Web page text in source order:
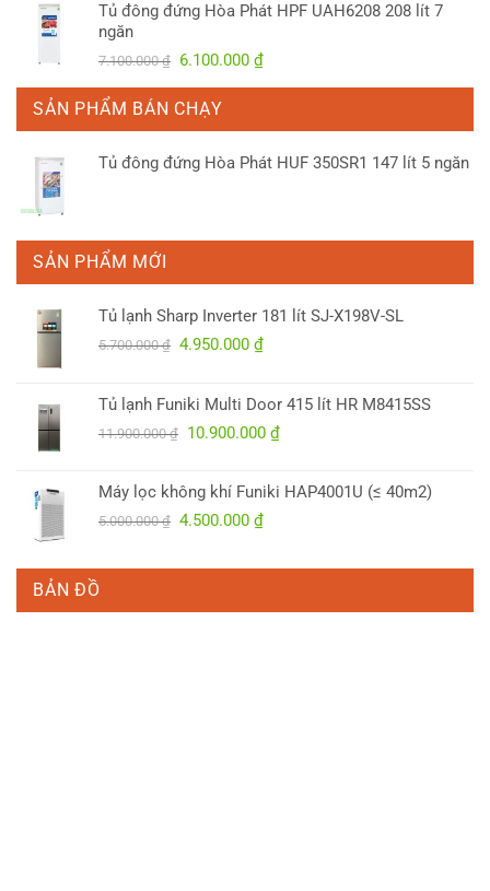
là:
tại
3.750.000 ₫.
Tủ đông đứng Hòa Phát HPF UAH6208 208 lít 7
ngăn
7.100.000₫ Giá
là:
7.100.000 ₫.
6.100.000 ₫Giá
là:
SẢN PHẨM BÁN CHẠY
Tủ đông đứng Hòa Phát HUF 350SR1 147 lít 5 ngăn
SẢN PHẨM MỚI
Tủ lạnh Sharp Inverter 181 lít SJ-X198V-SL
5.700.000₫ Giá
5.700.000 ₫.
4.950.000 ₫Giá
là:
4.950.000 ₫.
Tủ lạnh Funiki Multi Door 415 lít HR M8415SS
11.900.000₫ Giá
11.900.000 ₫.
10.900.000 ₫Giá
là:
Máy lọc không khí Funiki HAP4001U (≤ 40m2)
5.000.000₫ Giá
là:
4.500.000 ₫Giá
tại
4.500.000 ₫.
BẢN ĐỒ